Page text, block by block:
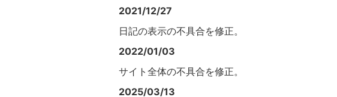
2021/12/27
日記の表示の不具合を修正。
2022/01/03
サイト全体の不具合を修正。
2025/03/13